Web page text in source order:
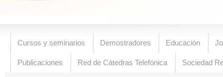
Cursos y seminarios Demostradores Educación
Publicaciones Red de Cátedras Telefónica Sociedad